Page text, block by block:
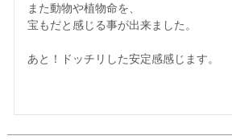
また動物や植物命を、
宝もだと感じる事が出来ました。
あと！ドッチリした安定感感じます。